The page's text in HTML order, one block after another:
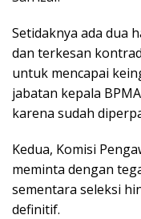
Setidaknya ada dua
dan terkesan
untuk mencapai
jabatan kepala
karena sudah
Kedua, Komisi
meminta dengan
sementara seleksi
definitif.